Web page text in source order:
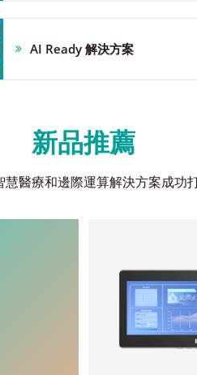
AI Ready 解決方案
新品推薦
醫療和邊際運算解決方案成功